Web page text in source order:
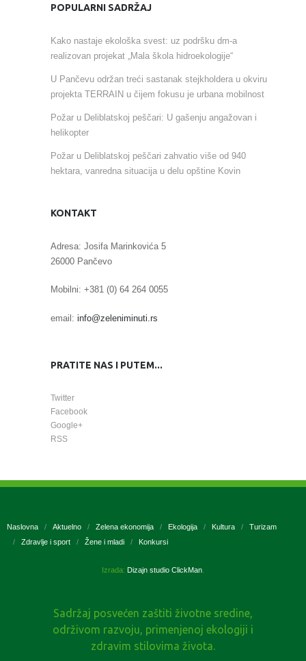
POPULARNI SADRŽAJ
Kako nastaje ekološka svest: uz podršku dm-a
realizovan projekat „Mala škola hidroekologije“
U Pančevu održan treći sastanak stejkholdera u okviru
projekta TERRAIN u čijem fokusu je urbana mobilnost
Požar u Deliblatskoj peščari: U gašenju angažovan i
helikopter
Požar u Deliblatskoj peščari zahvatio više od 940
hektara, vanredna situacija u delu opštine Kovin
KONTAKT
Adresa: Josifa Marinkovića 5
26000 Pančevo
Mobilni: +381 (0) 64 264 0055
email: info@zeleniminuti.rs
PRATITE NAS I PUTEM...
Twitter
Facebook
Google+
RSS
Naslovna Aktuelno Zelena ekonomija Ekologija Kultura
Turizam
Zdravlje i sport
Žene i mladi Konkursi
Izrada: Dizajn studio ClickMan.
Sadržaj posvećen zaštiti životne sredine,
održivom razvoju, primenjenoj ekologiji i
zdravim stilovima života.